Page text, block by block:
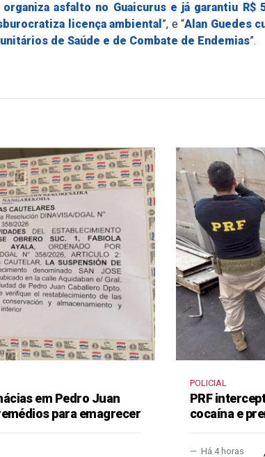
organiza asfalto no Guaicurus e já garantiu R$
licença ambiental ”, e “Alan Guedes
de Saúde e de Combate de Endemias”.
em Pedro Juan
para emagrecer
POLICIAL
PRF
cocaína e
Há 4 horas